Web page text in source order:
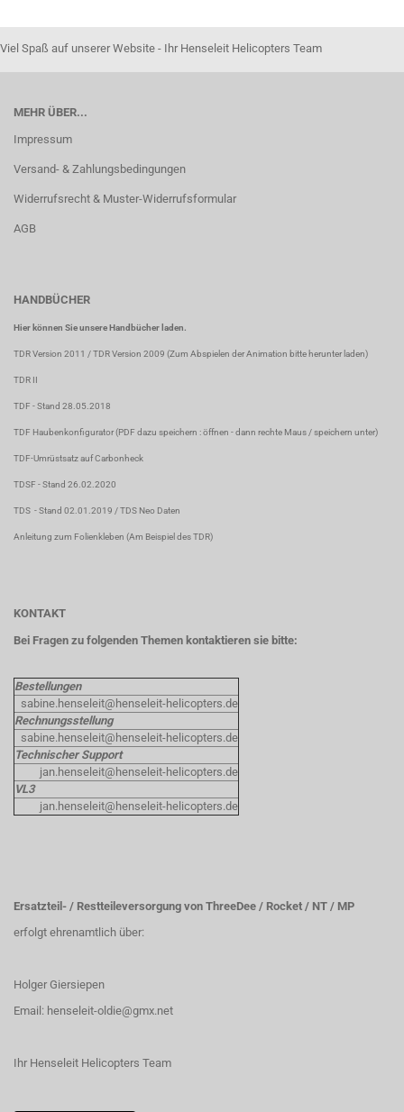
Viel Spaß auf unserer Website - Ihr Henseleit Helicopters Team
MEHR ÜBER...
Impressum
Versand- & Zahlungsbedingungen
Widerrufsrecht & Muster-Widerrufsformular
AGB
HANDBÜCHER
Hier können Sie unsere Handbücher laden.
TDR Version 2011 /TDR Version 2009 (Zum Abspielen der Animation bitte herunter laden)
TDR II
TDF - Stand 28.05.2018
TDF Haubenkonfigurator(PDF dazu speichern : öffnen - dann rechte Maus / speichern unter)
TDF-Umrüstsatz auf Carbonheck
TDSF - Stand 26.02.2020
TDS - Stand 02.01.2019 /TDS Neo Daten
Anleitung zum Folienkleben (Am Beispiel des TDR)
KONTAKT
Bei Fragen zu folgenden Themen kontaktieren sie bitte:
Bestellungen
sabine.henseleit@henseleit-helicopters.de
Rechnungsstellung
sabine.henseleit@henseleit-helicopters.de
Technischer Support
jan.henseleit@henseleit-helicopters.de
VL3
jan.henseleit@henseleit-helicopters.de
Ersatzteil- / Restteileversorgung von ThreeDee / Rocket / NT / MP
erfolgt ehrenamtlich über:
Holger Giersiepen
Email: henseleit-oldie@gmx.net
Ihr Henseleit Helicopters Team